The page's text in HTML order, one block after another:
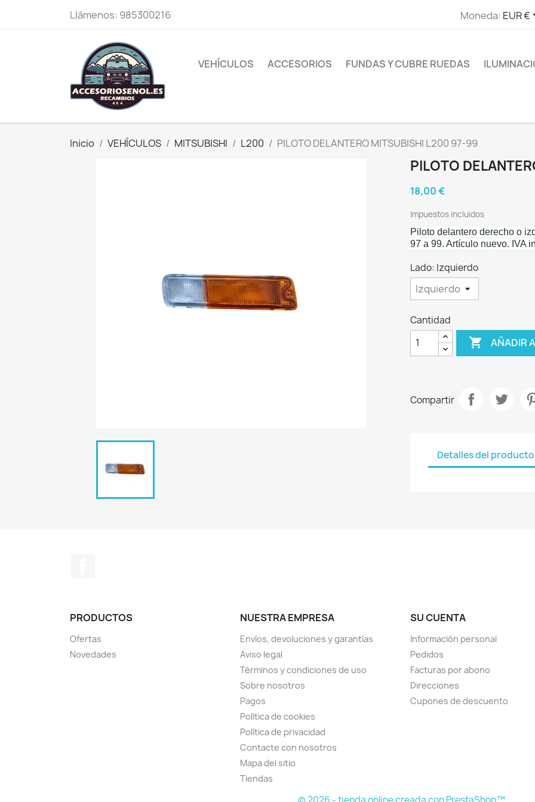
Llámenos: 985300216 Moneda: EUR €
VEHÍCULOS ACCESORIOS FUNDAS Y CUBRE RUEDAS
Inicio VEHÍCULOS MITSUBISHI L200 PILOTO DELANTERO MITSUBISHI L200 97-99
PILOTO
18,00 €
Impuestos incluidos
Piloto delantero derecho o
97 a 99. Artículo nuevo. IVA
Lado: Izquierdo
Cantidad
 AÑADIR
Compartir
Detalles del producto
PRODUCTOS
Ofertas
Novedades
NUESTRA EMPRESA
Envíos, devoluciones y garantías
Aviso legal
Términos y condiciones de uso
Sobre nosotros
Pagos
Política de cookies
Política de privacidad
Contacte con nosotros
Mapa del sitio
Tiendas
SU CUENTA
Información personal
Pedidos
Facturas por abono
Direcciones
Cupones de descuento